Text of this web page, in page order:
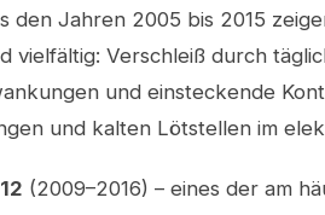
den Jahren 2005 bis 2015
vielfältig: Verschleiß durch
und einsteckende
und kalten Lötstellen im
(2009–2016) – eines der am